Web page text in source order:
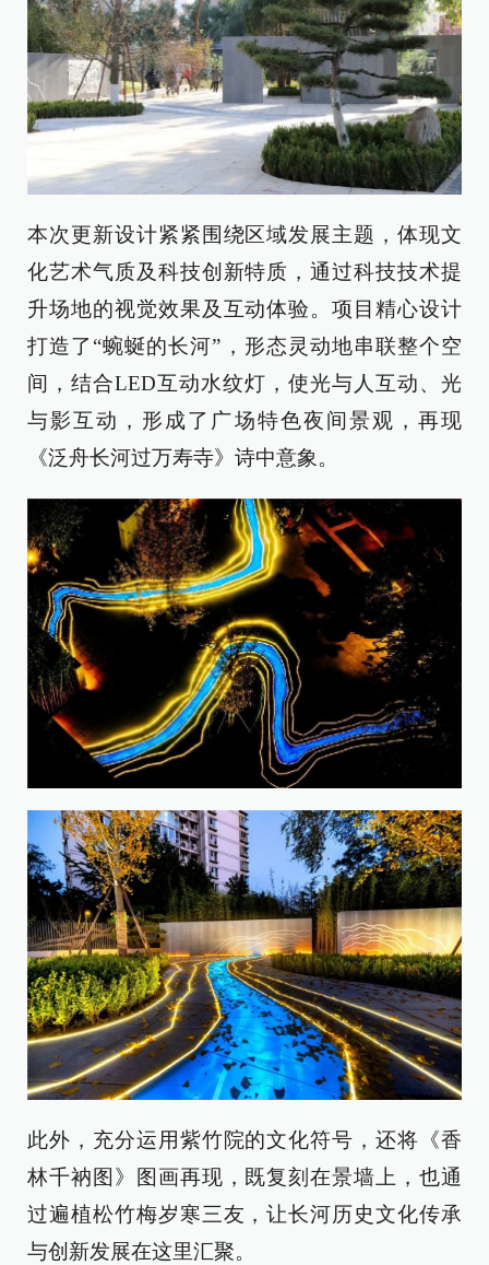
本次更新设计紧紧围绕区域发展主题，体现文
化艺术气质及科技创新特质，通过科技技术提
升场地的视觉效果及互动体验。项目精心设计
打造了“蜿蜒的长河”，形态灵动地串联整个空
间，结合LED互动水纹灯，使光与人互动、光
与影互动，形成了广场特色夜间景观，再现
《泛舟长河过万寿寺》诗中意象。
此外，充分运用紫竹院的文化符号，还将《香
林千衲图》图画再现，既复刻在景墙上，也通
过遍植松竹梅岁寒三友，让长河历史文化传承
与创新发展在这里汇聚。